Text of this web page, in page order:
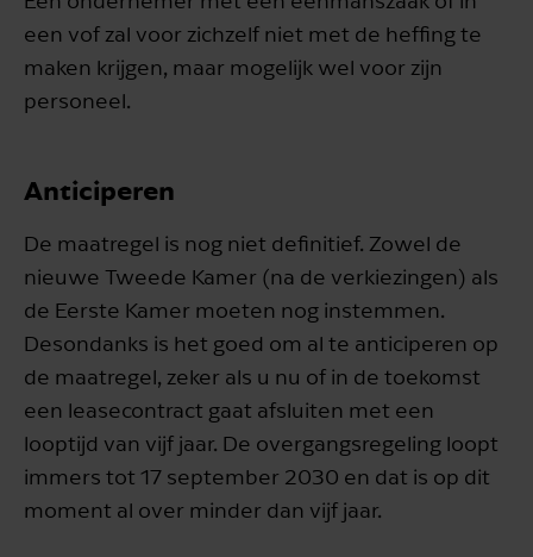
een vof zal voor zichzelf niet met de heffing te
maken krijgen, maar mogelijk wel voor zijn
personeel.
Anticiperen
De maatregel is nog niet definitief. Zowel de
nieuwe Tweede Kamer (na de verkiezingen) als
de Eerste Kamer moeten nog instemmen.
Desondanks is het goed om al te anticiperen op
de maatregel, zeker als u nu of in de toekomst
een leasecontract gaat afsluiten met een
looptijd van vijf jaar. De overgangsregeling loopt
immers tot 17 september 2030 en dat is op dit
moment al over minder dan vijf jaar.